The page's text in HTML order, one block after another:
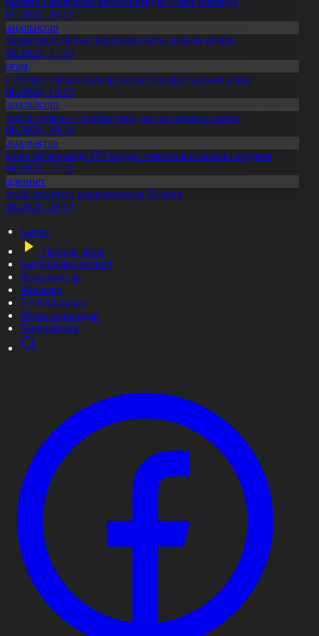
20:03
балық шаруашылығы дамып келеді
17:09
еті мен тауық жұмыртқасын өндіру қарқын алды
10:05
отбасы – тәрбие мен дәстүр сабақтастығы
20:19
облысында 157 науқас трансплантацияға мұқтаж
17:11
архивтің құрылғанына 20 жыл
20:03
Басты
Тікелей эфир
Бағдарлама кестесі
Жаңалықтар
Жобалар
Телехикаялар
Мультсериалдар
Видеоархив